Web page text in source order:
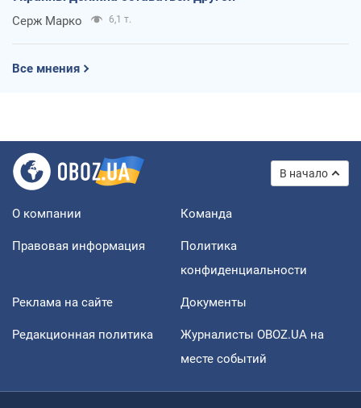
Серж Марко 6,1 т.
Все мнения
В начало
О компании Команда
Правовая информация
Политика
конфиденциальности
Реклама на сайте Документы
Редакционная политика
Журналисты OBOZ.UA на
месте событий